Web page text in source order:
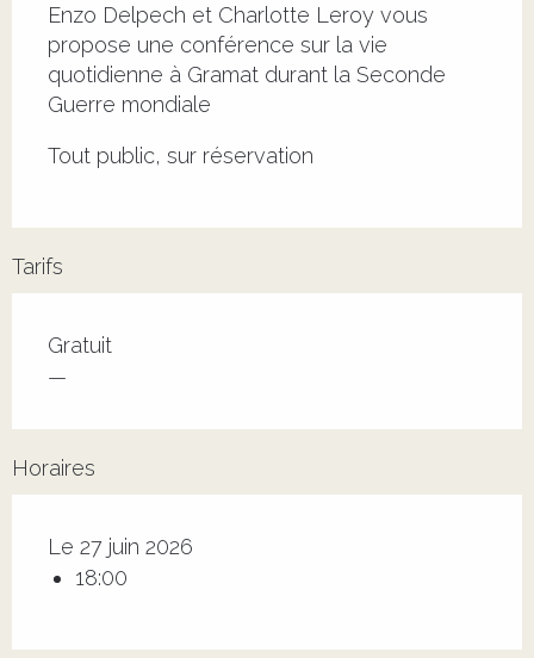
Enzo Delpech et Charlotte Leroy vous
propose une conférence sur la vie
quotidienne à Gramat durant la Seconde
Guerre mondiale
Tout public, sur réservation
Tarifs
Tarifs 2026
Gratuit
—
Horaires
Le 27 juin 2026
18:00